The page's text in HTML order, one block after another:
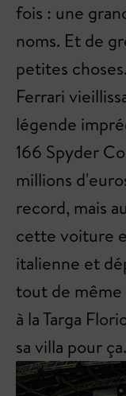
fois : une
noms. Et de
petites
Ferrari
légende
166 Spyder
millions
record, mais
cette voiture
italienne et
tout de
à la Targa
sa villa pour ça.